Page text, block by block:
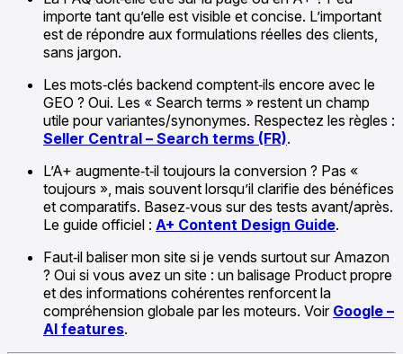
importe tant qu’elle est visible et concise. L’important
est de répondre aux formulations réelles des clients,
sans jargon.
Les mots‑clés backend comptent‑ils encore avec le
GEO ? Oui. Les « Search terms » restent un champ
utile pour variantes/synonymes. Respectez les règles :
Seller Central – Search terms (FR).
L’A+ augmente‑t‑il toujours la conversion ? Pas «
toujours », mais souvent lorsqu’il clarifie des bénéfices
et comparatifs. Basez‑vous sur des tests avant/après.
Le guide officiel : A+ Content Design Guide.
Faut‑il baliser mon site si je vends surtout sur Amazon
? Oui si vous avez un site : un balisage Product propre
et des informations cohérentes renforcent la
compréhension globale par les moteurs. Voir Google –
AI features.